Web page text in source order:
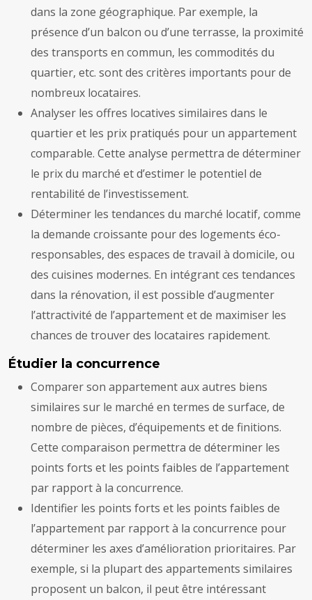
dans la zone géographique. Par exemple, la
présence d’un balcon ou d’une terrasse, la proximité
des transports en commun, les commodités du
quartier, etc. sont des critères importants pour de
nombreux locataires.
Analyser les offres locatives similaires dans le
quartier et les prix pratiqués pour un appartement
comparable. Cette analyse permettra de déterminer
le prix du marché et d’estimer le potentiel de
rentabilité de l’investissement.
Déterminer les tendances du marché locatif, comme
la demande croissante pour des logements éco-
responsables, des espaces de travail à domicile, ou
des cuisines modernes. En intégrant ces tendances
dans la rénovation, il est possible d’augmenter
l’attractivité de l’appartement et de maximiser les
chances de trouver des locataires rapidement.
Étudier la concurrence
Comparer son appartement aux autres biens
similaires sur le marché en termes de surface, de
nombre de pièces, d’équipements et de finitions.
Cette comparaison permettra de déterminer les
points forts et les points faibles de l’appartement
par rapport à la concurrence.
Identifier les points forts et les points faibles de
l’appartement par rapport à la concurrence pour
déterminer les axes d’amélioration prioritaires. Par
exemple, si la plupart des appartements similaires
proposent un balcon, il peut être intéressant